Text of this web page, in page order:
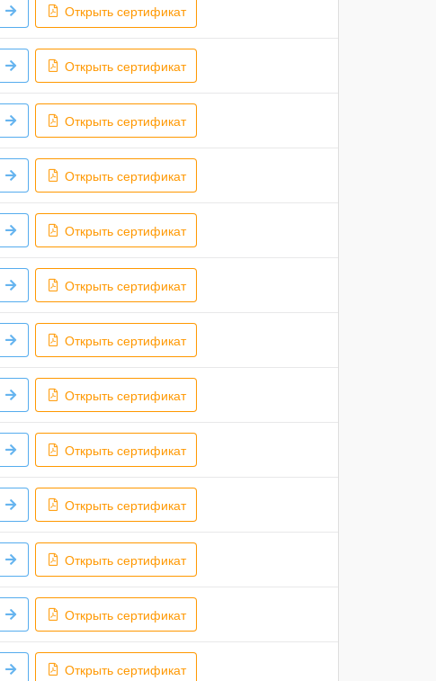
Открыть сертификат
Открыть сертификат
Открыть сертификат
Открыть сертификат
Открыть сертификат
Открыть сертификат
Открыть сертификат
Открыть сертификат
Открыть сертификат
Открыть сертификат
Открыть сертификат
Открыть сертификат
Открыть сертификат